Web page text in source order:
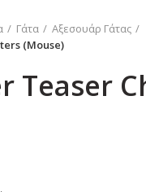
Γάτα
Αξεσουάρ Γάτας
(Mouse)
Teaser